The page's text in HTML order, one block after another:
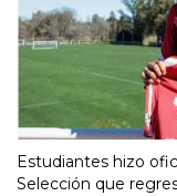
Estudiantes hizo
Selección que